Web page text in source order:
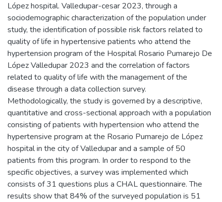
López hospital. Valledupar-cesar 2023, through a
sociodemographic characterization of the population under
study, the identification of possible risk factors related to
quality of life in hypertensive patients who attend the
hypertension program of the Hospital Rosario Pumarejo De
López Valledupar 2023 and the correlation of factors
related to quality of life with the management of the
disease through a data collection survey.
Methodologically, the study is governed by a descriptive,
quantitative and cross-sectional approach with a population
consisting of patients with hypertension who attend the
hypertensive program at the Rosario Pumarejo de López
hospital in the city of Valledupar and a sample of 50
patients from this program. In order to respond to the
specific objectives, a survey was implemented which
consists of 31 questions plus a CHAL questionnaire. The
results show that 84% of the surveyed population is 51